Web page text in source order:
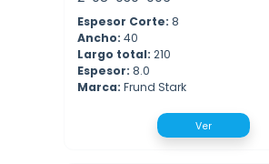
Espesor Corte: 8
Ancho: 40
Largo total: 210
Espesor: 8.0
Marca: Frund Stark
Ver